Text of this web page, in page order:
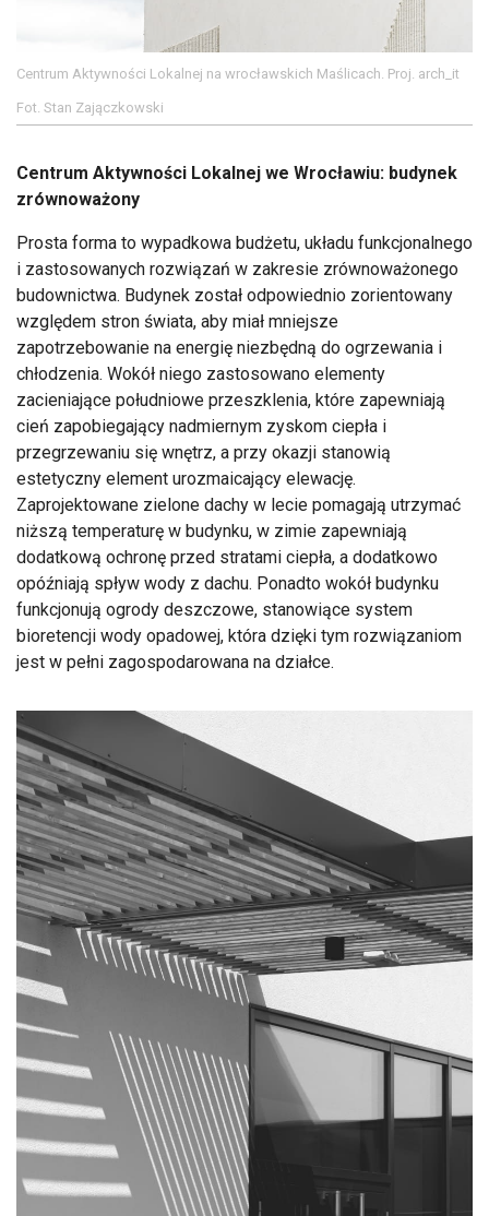
Centrum Aktywności Lokalnej na wrocławskich Maślicach. Proj. arch_it
Fot. Stan Zajączkowski
Centrum Aktywności Lokalnej we Wrocławiu: budynek
zrównoważony
Prosta forma to wypadkowa budżetu, układu funkcjonalnego
i zastosowanych rozwiązań w zakresie zrównoważonego
budownictwa. Budynek został odpowiednio zorientowany
względem stron świata, aby miał mniejsze
zapotrzebowanie na energię niezbędną do ogrzewania i
chłodzenia. Wokół niego zastosowano elementy
zacieniające południowe przeszklenia, które zapewniają
cień zapobiegający nadmiernym zyskom ciepła i
przegrzewaniu się wnętrz, a przy okazji stanowią
estetyczny element urozmaicający elewację.
Zaprojektowane zielone dachy w lecie pomagają utrzymać
niższą temperaturę w budynku, w zimie zapewniają
dodatkową ochronę przed stratami ciepła, a dodatkowo
opóźniają spływ wody z dachu. Ponadto wokół budynku
funkcjonują ogrody deszczowe, stanowiące system
bioretencji wody opadowej, która dzięki tym rozwiązaniom
jest w pełni zagospodarowana na działce.